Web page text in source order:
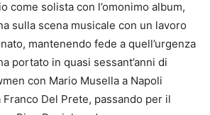
come solista con l’omonimo album,
sulla scena musicale con un lavoro
mantenendo fede a quell’urgenza
portato in quasi sessant’anni di
con Mario Musella a Napoli
Del Prete, passando per il